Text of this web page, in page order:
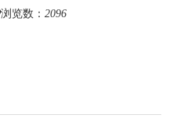
浏览数： 2096